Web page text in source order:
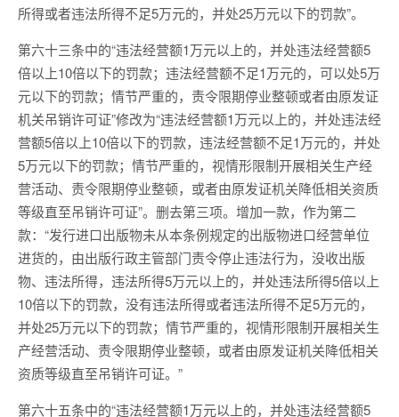
所得或者违法所得不足5万元的，并处25万元以下的罚款”。
第六十三条中的“违法经营额1万元以上的，并处违法经营额5
倍以上10倍以下的罚款；违法经营额不足1万元的，可以处5万
元以下的罚款；情节严重的，责令限期停业整顿或者由原发证
机关吊销许可证”修改为“违法经营额1万元以上的，并处违法经
营额5倍以上10倍以下的罚款，违法经营额不足1万元的，并处
5万元以下的罚款；情节严重的，视情形限制开展相关生产经
营活动、责令限期停业整顿，或者由原发证机关降低相关资质
等级直至吊销许可证”。删去第三项。增加一款，作为第二
款：“发行进口出版物未从本条例规定的出版物进口经营单位
进货的，由出版行政主管部门责令停止违法行为，没收出版
物、违法所得，违法所得5万元以上的，并处违法所得5倍以上
10倍以下的罚款，没有违法所得或者违法所得不足5万元的，
并处25万元以下的罚款；情节严重的，视情形限制开展相关生
产经营活动、责令限期停业整顿，或者由原发证机关降低相关
资质等级直至吊销许可证。”
第六十五条中的“违法经营额1万元以上的，并处违法经营额5